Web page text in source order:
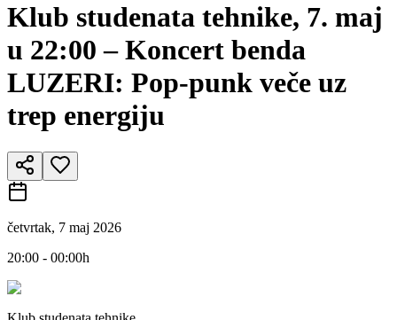
Klub studenata tehnike, 7. maj
u 22:00 – Koncert benda
LUZERI: Pop-punk veče uz
trep energiju
četvrtak, 7 maj 2026
20:00 - 00:00h